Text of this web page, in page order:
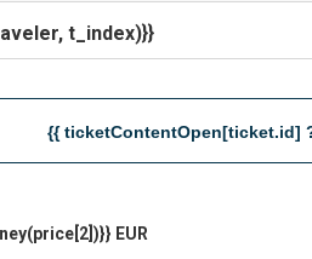
t_index)}}
{{ ticketContentOpen[ticket.id]
EUR